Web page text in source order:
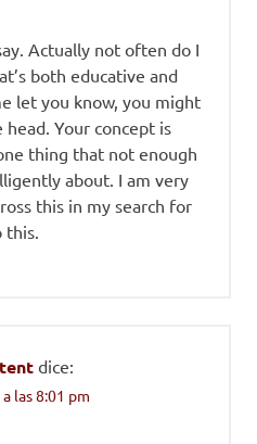
Actually not often do I
both educative and
let you know, you might
Your concept is
thing that not enough
about. I am very
this in my search for
this.
dice:
las 8:01 pm